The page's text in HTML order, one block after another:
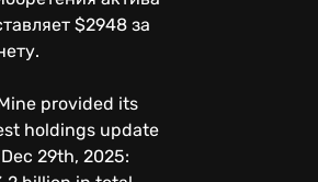
$2948 за
provided its
holdings update
29th, 2025: